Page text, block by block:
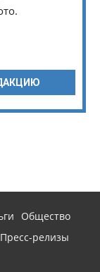
Общество
Пресс-релизы